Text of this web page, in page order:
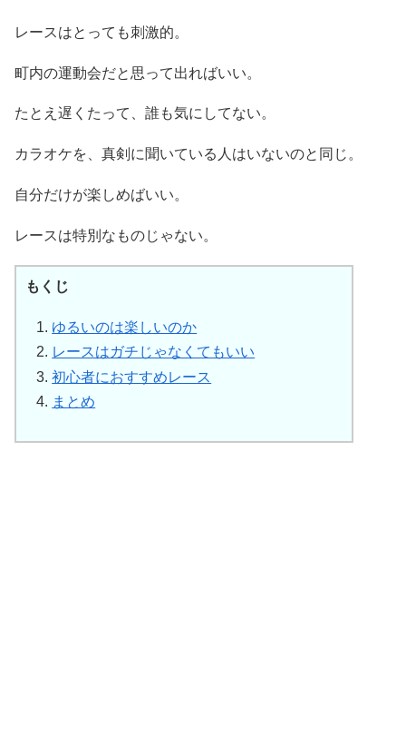
レースはとっても刺激的。
町内の運動会だと思って出ればいい。
たとえ遅くたって、誰も気にしてない。
カラオケを、真剣に聞いている人はいないのと同じ。
自分だけが楽しめばいい。
レースは特別なものじゃない。
もくじ
ゆるいのは楽しいのか
レースはガチじゃなくてもいい
初心者におすすめレース
まとめ